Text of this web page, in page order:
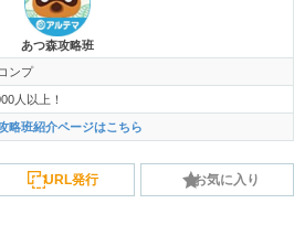
あつ森攻略班
ンプ
人以上！
略班紹介ページはこちら
URL発行 お気に入り